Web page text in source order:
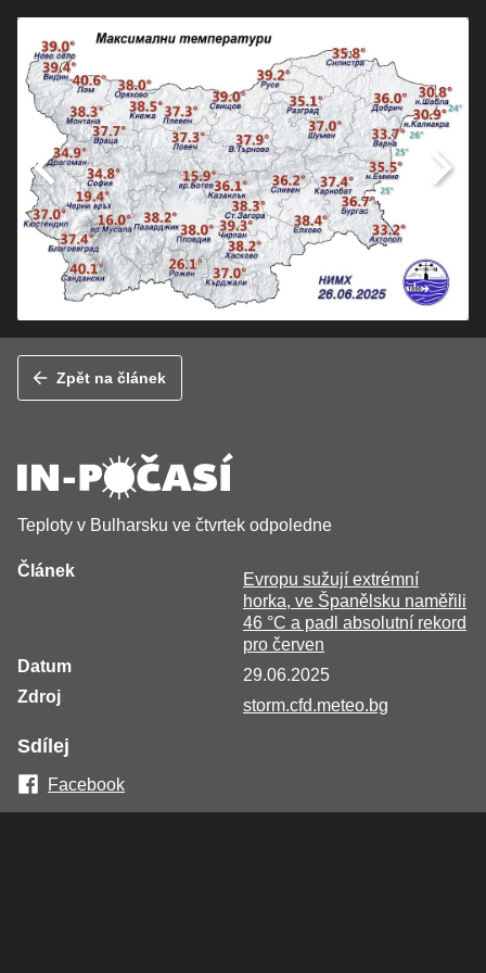
Zpět na článek
Teploty v Bulharsku ve čtvrtek odpoledne
Článek
Evropu sužují extrémní
horka, ve Španělsku naměřili
46 °C a padl absolutní rekord
pro červen
Datum
29.06.2025
Zdroj
storm.cfd.meteo.bg
Sdílej
Facebook